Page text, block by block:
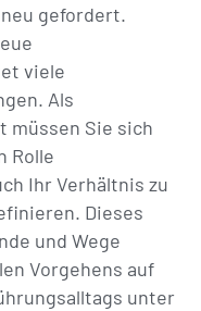
gefordert.
viele
Als
müssen Sie sich
Rolle
Ihr Verhältnis zu
Dieses
und Wege
Vorgehens auf
unter